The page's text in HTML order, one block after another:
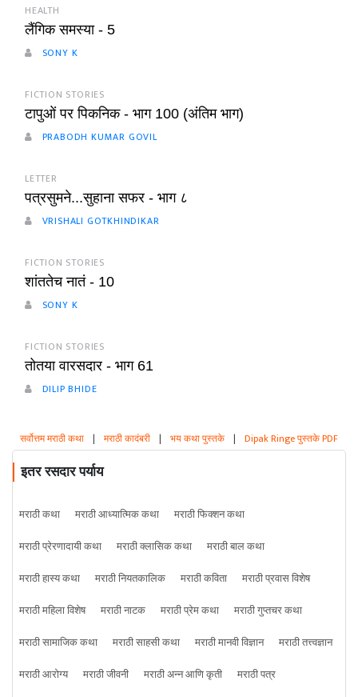
HEALTH
लैंगिक समस्या - 5
SONY K
FICTION STORIES
टापुओं पर पिकनिक - भाग 100 (अंतिम भाग)
PRABODH KUMAR GOVIL
LETTER
पत्रसुमने...सुहाना सफर - भाग ८
VRISHALI GOTKHINDIKAR
FICTION STORIES
शांततेच नातं - 10
SONY K
FICTION STORIES
तोतया वारसदार - भाग 61
DILIP BHIDE
सर्वोत्तम मराठी कथा | मराठी कादंबरी | भय कथा पुस्तके | Dipak Ringe पुस्तके PDF
इतर रसदार पर्याय
मराठी कथा मराठी आध्यात्मिक कथा
मराठी फिक्शन कथा
मराठी प्रेरणादायी कथा
मराठी क्लासिक कथा
मराठी बाल कथा
मराठी हास्य कथा
मराठी नियतकालिक मराठी कविता
मराठी प्रवास विशेष
मराठी महिला विशेष
मराठी नाटक मराठी प्रेम कथा
मराठी गुप्तचर कथा
मराठी सामाजिक कथा
मराठी साहसी कथा मराठी मानवी विज्ञान
मराठी तत्त्वज्ञान
मराठी आरोग्य
मराठी जीवनी मराठी अन्न आणि कृती
मराठी पत्र